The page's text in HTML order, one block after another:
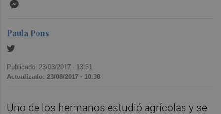
Paula Pons
Publicado: 23/03/2017 · 13:51
Actualizado: 23/08/2017 · 10:38
Uno de los hermanos estudió agrícolas y se